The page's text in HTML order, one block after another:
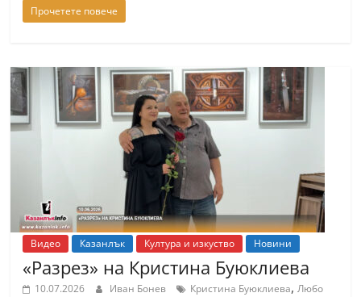
Прочетете повече
Видео Казанлък Култура и изкуство Новини
«Разрез» на Кристина Буюклиева
10.07.2026 Иван Бонев Кристина Буюклиева,Любо